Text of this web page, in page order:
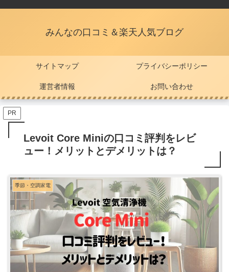
みんなの口コミ＆楽天人気ブログ
サイトマップ プライバシーポリシー
運営者情報 お問い合わせ
PR
Levoit Core Miniの口コミ評判をレビ
ュー！メリットとデメリットは？
季節・空調家電